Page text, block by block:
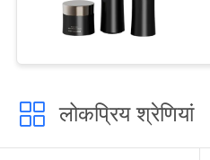
लोकप्रिय श्रेणियां